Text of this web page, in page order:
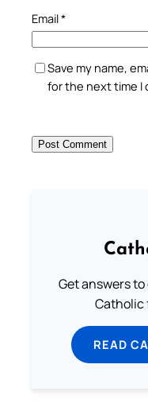
Email*
Save my name,
for the next time I
Get answers
Catholic
READ